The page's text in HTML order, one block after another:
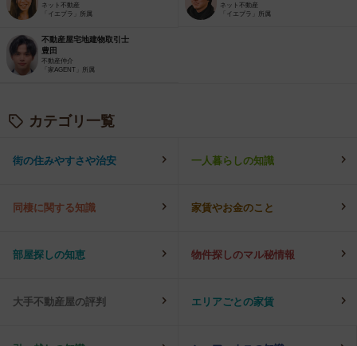
ネット不動産
「イエプラ」所属
ネット不動産
「イエプラ」所属
不動産屋宅地建物取引士
豊田
不動産仲介
「家AGENT」所属
カテゴリ一覧
街の住みやすさや治安 一人暮らしの知識
同棲に関する知識 家賃やお金のこと
部屋探しの知恵 物件探しのマル秘情報
大手不動産屋の評判 エリアごとの家賃